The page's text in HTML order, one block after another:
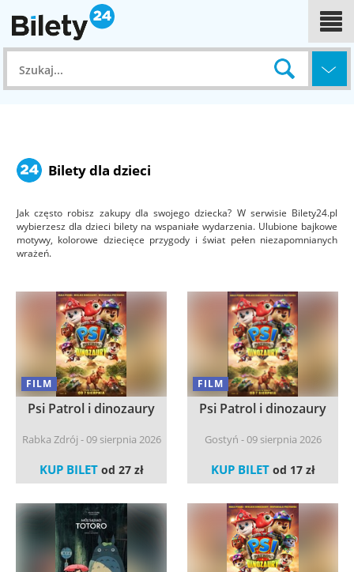
Bilety dla dzieci
Jak często robisz zakupy dla swojego dziecka? W serwisie Bilety24.pl
wybierzesz dla dzieci bilety na wspaniałe wydarzenia. Ulubione bajkowe
motywy, kolorowe dziecięce przygody i świat pełen niezapomnianych
wrażeń.
FILM
Psi Patrol i dinozaury
Rabka Zdrój - 09 sierpnia 2026
KUP BILET od 27 zł
FILM
Psi Patrol i dinozaury
Gostyń - 09 sierpnia 2026
KUP BILET od 17 zł